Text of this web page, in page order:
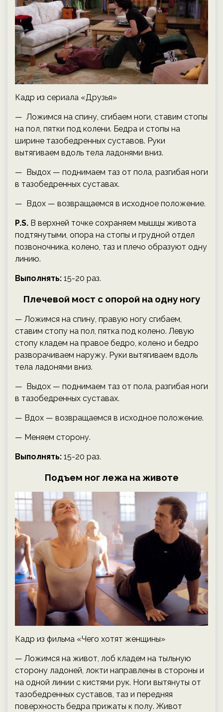
Кадр из сериала «Друзья»
— Ложимся на спину, сгибаем ноги, ставим стопы
на пол, пятки под колени. Бедра и стопы на
ширине тазобедренных суставов. Руки
вытягиваем вдоль тела ладонями вниз.
— Выдох — поднимаем таз от пола, разгибая ноги
в тазобедренных суставах.
— Вдох — возвращаемся в исходное положение.
P.S. В верхней точке сохраняем мышцы живота
подтянутыми, опора на стопы и грудной отдел
позвоночника, колено, таз и плечо образуют одну
линию.
Выполнять: 15-20 раз.
Плечевой мост с опорой на одну ногу
— Ложимся на спину, правую ногу сгибаем,
ставим стопу на пол, пятка под колено. Левую
стопу кладем на правое бедро, колено и бедро
разворачиваем наружу. Руки вытягиваем вдоль
тела ладонями вниз.
— Выдох — поднимаем таз от пола, разгибая ноги
в тазобедренных суставах.
— Вдох — возвращаемся в исходное положение.
— Меняем сторону.
Выполнять: 15-20 раз.
Подъем ног лежа на животе
Кадр из фильма «Чего хотят женщины»
— Ложимся на живот, лоб кладем на тыльную
сторону ладоней, локти направлены в стороны и
на одной линии с кистями рук. Ноги вытянуты от
тазобедренных суставов, таз и передняя
поверхность бедра прижаты к полу. Живот